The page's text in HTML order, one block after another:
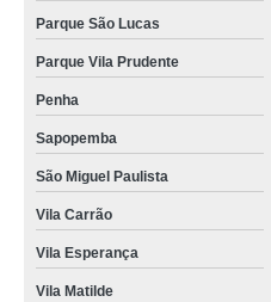
Parque São Lucas
Parque Vila Prudente
Penha
Sapopemba
São Miguel Paulista
Vila Carrão
Vila Esperança
Vila Matilde